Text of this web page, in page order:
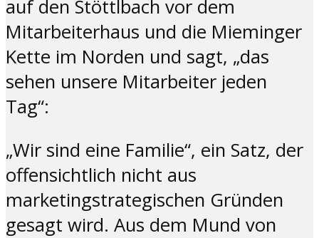
auf den Stöttlbach vor dem
Mitarbeiterhaus und die Mieminger
Kette im Norden und sagt, „das
sehen unsere Mitarbeiter jeden
Tag“:
„Wir sind eine Familie“, ein Satz, der
offensichtlich nicht aus
marketingstrategischen Gründen
gesagt wird. Aus dem Mund von